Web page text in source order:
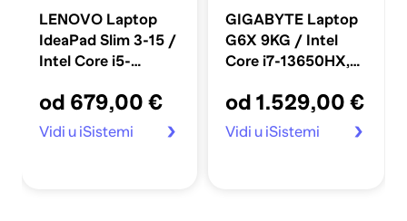
LENOVO Laptop
IdeaPad Slim 3-15 /
Intel Core i5-
x 1200, 24GB RAM,
512GB SSD,
od 679,00 €
Vidi u iSistemi
GIGABYTE Laptop
G6X 9KG / Intel
Core i7-13650HX,
32GB RAM, 1TB
SSD, RTX 4060,
od 1.529,00 €
Vidi u iSistemi